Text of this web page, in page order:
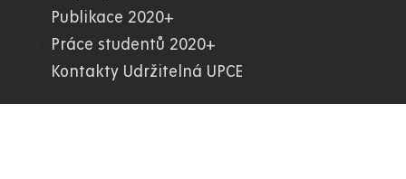
Publikace 2020+
Práce studentů 2020+
Kontakty Udržitelná UPCE